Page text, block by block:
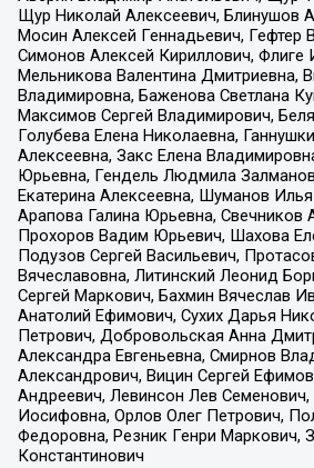
Щур Николай Алексеевич, Блинушов
Мосин Алексей Геннадьевич, Гефтер
Симонов Алексей Кириллович, Флиге
Мельникова Валентина Дмитриевна,
Владимировна, Баженова Светлана
Максимов Сергей Владимирович,
Голубева Елена Николаевна,
Алексеевна, Закс Елена
Юрьевна, Гендель Людмила
Екатерина Алексеевна, Шуманов
Арапова Галина Юрьевна, Свечников
Прохоров Вадим Юрьевич, Шахова
Подузов Сергей Васильевич,
Вячеславовна, Литинский Леонид
Сергей Маркович, Бахмин Вячеслав
Анатолий Ефимович, Сухих Дарья
Петрович, Добровольская Анна
Александра Евгеньевна, Смирнов
Александрович, Вицин Сергей
Андреевич, Левинсон Лев
Иосифовна, Орлов Олег Петрович,
Федоровна, Резник Генри Маркович,
Константинович